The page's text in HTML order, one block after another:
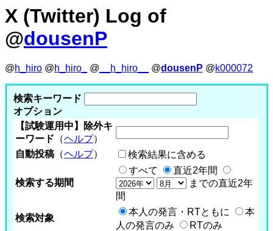
X (Twitter) Log of
@dousenP
@h_hiro @h_hiro_ @ __h_hiro__ @dousenP @k000072
検索キーワード
オプション
【試験運用中】除外キ
ーワード （ヘルプ）
自動投稿 （ヘルプ） 検索結果に含める
検索する期間
すべて
直近2年間
までの直近2年
間
検索対象
本人の発言・RTともに
本
人の発言のみ
RTのみ